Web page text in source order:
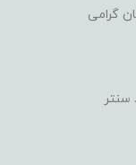
گرامی
سنتر